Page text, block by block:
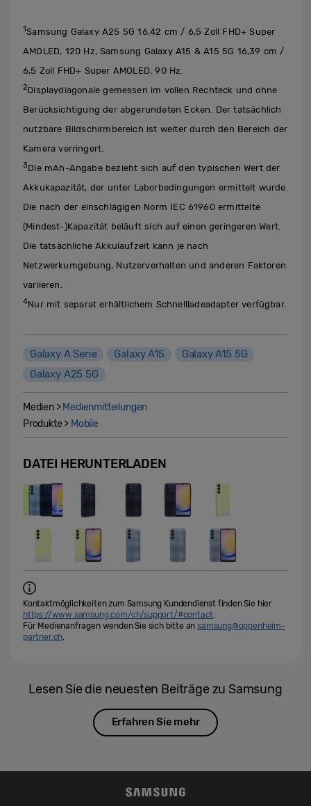
1Samsung Galaxy A25 5G 16,42 cm / 6,5 Zoll FHD+ Super
AMOLED, 120 Hz, Samsung Galaxy A15 & A15 5G 16,39 cm /
6,5 Zoll FHD+ Super AMOLED, 90 Hz.
2Displaydiagonale gemessen im vollen Rechteck und ohne
Berücksichtigung der abgerundeten Ecken. Der tatsächlich
nutzbare Bildschirmbereich ist weiter durch den Bereich der
Kamera verringert.
3Die mAh-Angabe bezieht sich auf den typischen Wert der
Akkukapazität, der unter Laborbedingungen ermittelt wurde.
Die nach der einschlägigen Norm IEC 61960 ermittelte
(Mindest-)Kapazität beläuft sich auf einen geringeren Wert.
Die tatsächliche Akkulaufzeit kann je nach
Netzwerkumgebung, Nutzerverhalten und anderen Faktoren
variieren.
4Nur mit separat erhältlichem Schnellladeadapter verfügbar.
Galaxy A Serie Galaxy A15
Galaxy A15 5G
Galaxy A25 5G
Medien > Medienmitteilungen
Produkte > Mobile
DATEI HERUNTERLADEN
Kontaktmöglichkeiten zum Samsung Kundendienst finden Sie hier
https://www.samsung.com/ch/support/#contact
Für Medienanfragen wenden Sie sich bitte ansamsung@oppenheim-
partner.ch
Lesen Sie die neuesten Beiträge zu Samsung
Erfahren Sie mehr